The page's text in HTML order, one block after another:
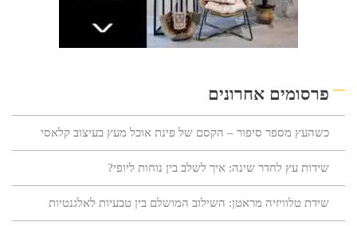
פרסומים אחרונים
כשהעץ מספר סיפור – הקסם של פינת אוכל מעץ בעיצוב קלאסי
שידות עץ לחדר שינה: איך לשלב בין נוחות ליופי?
שידת טלוויזיה מראטן: השילוב המושלם בין טבעיות לאלגנטיות